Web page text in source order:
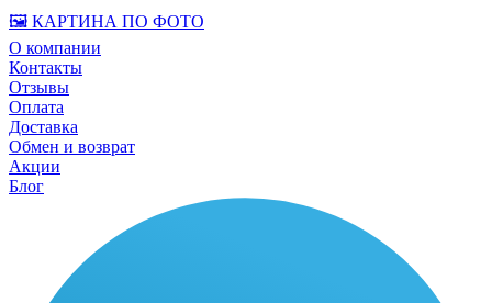
🖼️ КАРТИНА ПО ФОТО
О компании
Контакты
Отзывы
Оплата
Доставка
Обмен и возврат
Акции
Блог